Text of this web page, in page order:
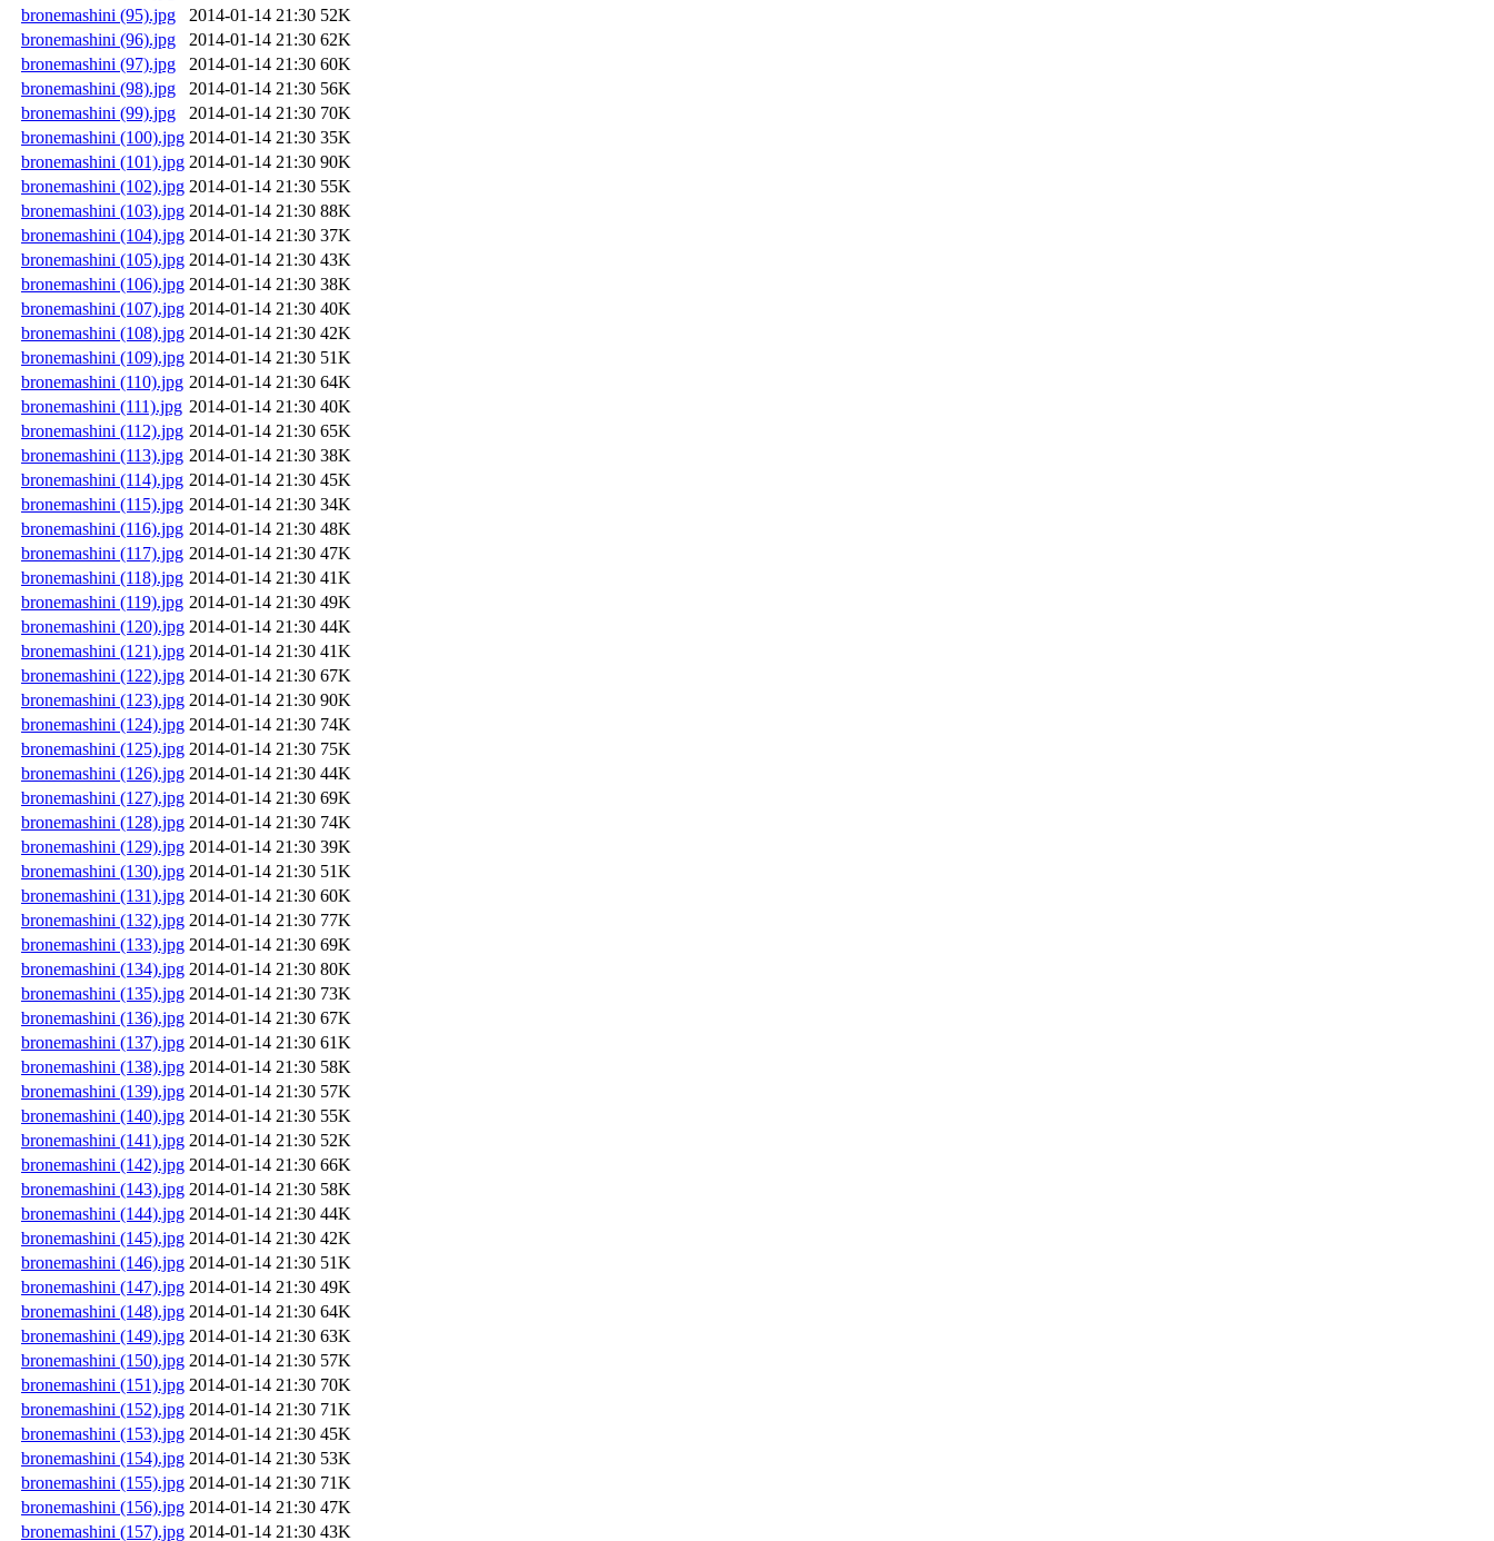
bronemashini (95).jpg
2014-01-14 21:30 52K
bronemashini (96).jpg
2014-01-14 21:30 62K
bronemashini (97).jpg
2014-01-14 21:30 60K
bronemashini (98).jpg
2014-01-14 21:30 56K
bronemashini (99).jpg
2014-01-14 21:30 70K
bronemashini (100).jpg 2014-01-14 21:30 35K
bronemashini (101).jpg 2014-01-14 21:30 90K
bronemashini (102).jpg 2014-01-14 21:30 55K
bronemashini (103).jpg 2014-01-14 21:30 88K
bronemashini (104).jpg 2014-01-14 21:30 37K
bronemashini (105).jpg 2014-01-14 21:30 43K
bronemashini (106).jpg 2014-01-14 21:30 38K
bronemashini (107).jpg 2014-01-14 21:30 40K
bronemashini (108).jpg 2014-01-14 21:30 42K
bronemashini (109).jpg 2014-01-14 21:30 51K
bronemashini (110).jpg 2014-01-14 21:30 64K
bronemashini (111).jpg 2014-01-14 21:30 40K
bronemashini (112).jpg 2014-01-14 21:30 65K
bronemashini (113).jpg 2014-01-14 21:30 38K
bronemashini (114).jpg 2014-01-14 21:30 45K
bronemashini (115).jpg 2014-01-14 21:30 34K
bronemashini (116).jpg 2014-01-14 21:30 48K
bronemashini (117).jpg 2014-01-14 21:30 47K
bronemashini (118).jpg 2014-01-14 21:30 41K
bronemashini (119).jpg 2014-01-14 21:30 49K
bronemashini (120).jpg 2014-01-14 21:30 44K
bronemashini (121).jpg 2014-01-14 21:30 41K
bronemashini (122).jpg 2014-01-14 21:30 67K
bronemashini (123).jpg 2014-01-14 21:30 90K
bronemashini (124).jpg 2014-01-14 21:30 74K
bronemashini (125).jpg 2014-01-14 21:30 75K
bronemashini (126).jpg 2014-01-14 21:30 44K
bronemashini (127).jpg 2014-01-14 21:30 69K
bronemashini (128).jpg 2014-01-14 21:30 74K
bronemashini (129).jpg 2014-01-14 21:30 39K
bronemashini (130).jpg 2014-01-14 21:30 51K
bronemashini (131).jpg 2014-01-14 21:30 60K
bronemashini (132).jpg 2014-01-14 21:30 77K
bronemashini (133).jpg 2014-01-14 21:30 69K
bronemashini (134).jpg 2014-01-14 21:30 80K
bronemashini (135).jpg 2014-01-14 21:30 73K
bronemashini (136).jpg 2014-01-14 21:30 67K
bronemashini (137).jpg 2014-01-14 21:30 61K
bronemashini (138).jpg 2014-01-14 21:30 58K
bronemashini (139).jpg 2014-01-14 21:30 57K
bronemashini (140).jpg 2014-01-14 21:30 55K
bronemashini (141).jpg 2014-01-14 21:30 52K
bronemashini (142).jpg 2014-01-14 21:30 66K
bronemashini (143).jpg 2014-01-14 21:30 58K
bronemashini (144).jpg 2014-01-14 21:30 44K
bronemashini (145).jpg 2014-01-14 21:30 42K
bronemashini (146).jpg 2014-01-14 21:30 51K
bronemashini (147).jpg 2014-01-14 21:30 49K
bronemashini (148).jpg 2014-01-14 21:30 64K
bronemashini (149).jpg 2014-01-14 21:30 63K
bronemashini (150).jpg 2014-01-14 21:30 57K
bronemashini (151).jpg 2014-01-14 21:30 70K
bronemashini (152).jpg 2014-01-14 21:30 71K
bronemashini (153).jpg 2014-01-14 21:30 45K
bronemashini (154).jpg 2014-01-14 21:30 53K
bronemashini (155).jpg 2014-01-14 21:30 71K
bronemashini (156).jpg 2014-01-14 21:30 47K
bronemashini (157).jpg 2014-01-14 21:30 43K